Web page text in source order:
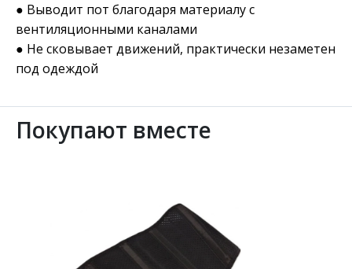
● Выводит пот благодаря материалу с
вентиляционными каналами
● Не сковывает движений, практически незаметен
под одеждой
Покупают вместе